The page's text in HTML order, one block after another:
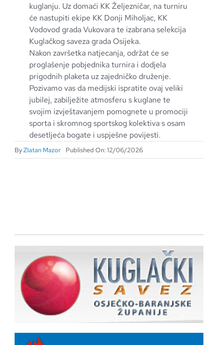
kuglanju. Uz domaći KK Željezničar, na turniru
će nastupiti ekipe KK Donji Miholjac, KK
Vodovod grada Vukovara te izabrana selekcija
Kuglačkog saveza grada Osijeka.
Nakon završetka natjecanja, održat će se
proglašenje pobjednika turnira i dodjela
prigodnih plaketa uz zajedničko druženje.
Pozivamo vas da medijski ispratite ovaj veliki
jubilej, zabilježite atmosferu s kuglane te
svojim izvještavanjem pomognete u promociji
sporta i skromnog sportskog kolektiva s osam
desetljeća bogate i uspješne povijesti.
ByZlatan Mazor Published On: 12/06/2026